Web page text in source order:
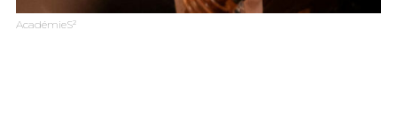
AcadémieS²